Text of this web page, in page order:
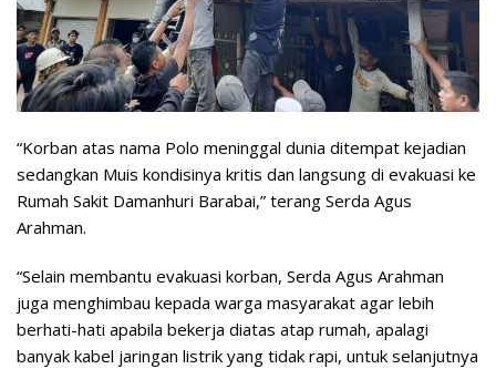
“Korban atas nama Polo meninggal dunia ditempat kejadian
sedangkan Muis kondisinya kritis dan langsung di evakuasi ke
Rumah Sakit Damanhuri Barabai,” terang Serda Agus
Arahman.
“Selain membantu evakuasi korban, Serda Agus Arahman
juga menghimbau kepada warga masyarakat agar lebih
berhati-hati apabila bekerja diatas atap rumah, apalagi
banyak kabel jaringan listrik yang tidak rapi, untuk selanjutnya